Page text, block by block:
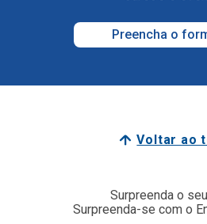
Preencha o
Voltar ao
Surpreenda o
Surpreenda-se com o